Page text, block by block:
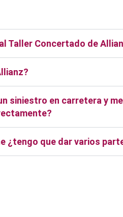
Taller Concertado de
siniestro en carretera y
¿tengo que dar varios